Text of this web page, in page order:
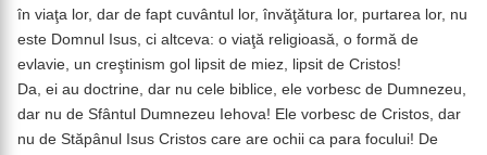
în viaţa lor, dar de fapt cuvântul lor, învăţătura lor, purtarea lor, nu
este Domnul Isus, ci altceva: o viaţă religioasă, o formă de
evlavie, un creştinism gol lipsit de miez, lipsit de Cristos!
Da, ei au doctrine, dar nu cele biblice, ele vorbesc de Dumnezeu,
dar nu de Sfântul Dumnezeu Iehova! Ele vorbesc de Cristos, dar
nu de Stăpânul Isus Cristos care are ochii ca para focului! De